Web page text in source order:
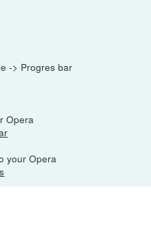
-> Progres bar
Opera
your Opera